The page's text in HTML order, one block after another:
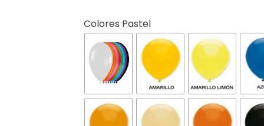
Colores Pastel